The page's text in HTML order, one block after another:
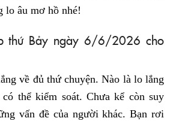
lo âu mơ hồ nhé!
thứ Bảy ngày 6/6/2026 cho
về đủ thứ chuyện. Nào là lo lắng
thể kiểm soát. Chưa kể còn suy
vấn đề của người khác. Bạn rơi